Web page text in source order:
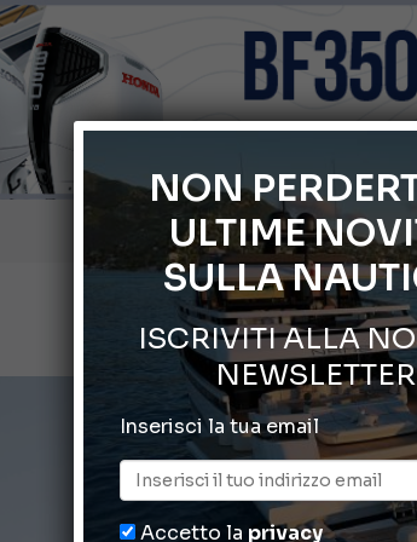
Gommoni Callegari
66° Salone Nautico
Svelati i Mondiali di
Cannes Yachting Festival 2026: tutte
Montecristo Yachting,
NON
ULTIME
SULLA
ISCRIVITI ALLA
NEWSLETTER
Inserisci la tua email
Accetto la privacy